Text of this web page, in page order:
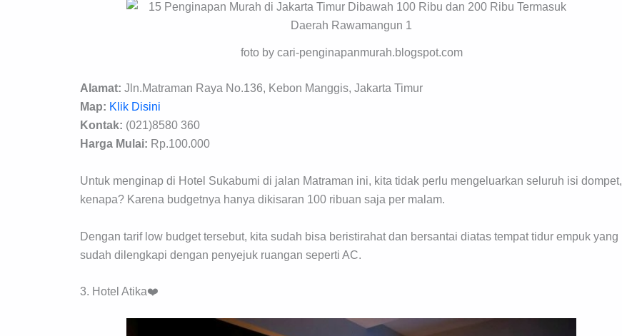
foto by cari-penginapanmurah.blogspot.com
Alamat: Jln.Matraman Raya No.136, Kebon Manggis, Jakarta Timur
Map: Klik Disini
Kontak: (021)8580 360
Harga Mulai: Rp.100.000
Untuk menginap di Hotel Sukabumi di jalan Matraman ini, kita tidak perlu mengeluarkan seluruh isi dompet,
kenapa? Karena budgetnya hanya dikisaran 100 ribuan saja per malam.
Dengan tarif low budget tersebut, kita sudah bisa beristirahat dan bersantai diatas tempat tidur empuk yang
sudah dilengkapi dengan penyejuk ruangan seperti AC.
3. Hotel Atika❤️